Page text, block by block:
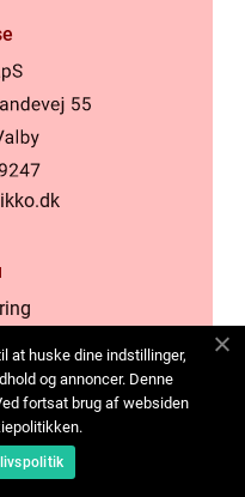
at huske dine indstillinger,
og annoncer. Denne
fortsat brug af websiden